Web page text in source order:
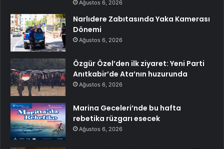
Ağustos 6, 2026
Narlıdere Zabıtasında Yaka Kamerası
Dönemi
Ağustos 6, 2026
Özgür Özel’den ilk ziyaret: Yeni Parti
Anıtkabir’de Ata’nın huzurunda
Ağustos 6, 2026
Marina Geceleri’nde bu hafta
rebetika rüzgarı esecek
Ağustos 6, 2026